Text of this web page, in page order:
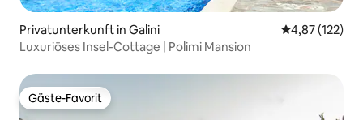
Privatunterkunft in Galini
4,87 (122)
Luxuriöses Insel-Cottage | Polimi Mansion
Gäste-Favorit
Gäste-Favorit